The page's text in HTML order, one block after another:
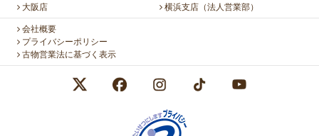
大阪店
横浜支店（法人営業部）
会社概要
プライバシーポリシー
古物営業法に基づく表示